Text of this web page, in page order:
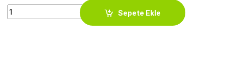
EL RUHA 400g siyah çay quantity
Sepete Ekle